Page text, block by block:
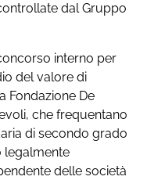
dal Gruppo
interno per
del valore di
Fondazione De
che frequentano
di secondo grado
legalmente
delle società